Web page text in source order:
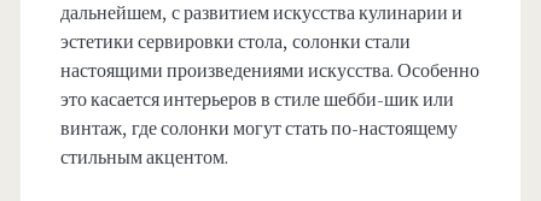
дальнейшем, с развитием искусства кулинарии и
эстетики сервировки стола, солонки стали
настоящими произведениями искусства. Особенно
это касается интерьеров в стиле шебби-шик или
винтаж, где солонки могут стать по-настоящему
стильным акцентом.